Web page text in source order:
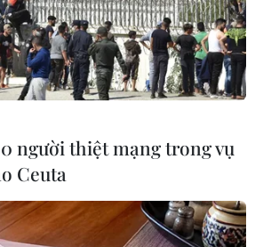
người thiệt mạng trong vụ
Ceuta